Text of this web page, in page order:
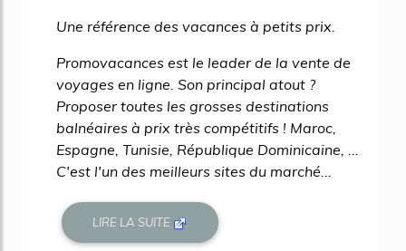
Une référence des vacances à petits prix.
Promovacances est le leader de la vente de
voyages en ligne. Son principal atout ?
Proposer toutes les grosses destinations
balnéaires à prix très compétitifs ! Maroc,
Espagne, Tunisie, République Dominicaine, ...
C'est l'un des meilleurs sites du marché...
LIRE LA SUITE